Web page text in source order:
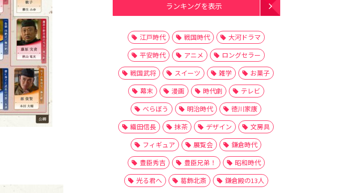
ランキングを表示
江戸時代 戦国時代
大河ドラマ
平安時代
アニメ
ロングセラー
戦国武将
スイーツ 雑学
お菓子
幕末
漫画 時代劇
テレビ
べらぼう
明治時代
徳川家康
織田信長
抹茶 デザイン
文房具
フィギュア
展覧会
鎌倉時代
豊臣秀吉
豊臣兄弟！
昭和時代
光る君へ
葛飾北斎 鎌倉殿の13人